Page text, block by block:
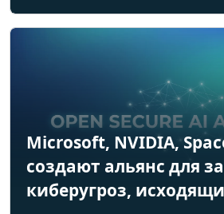
Microsoft, NVIDIA,
создают альянс для
киберугроз,